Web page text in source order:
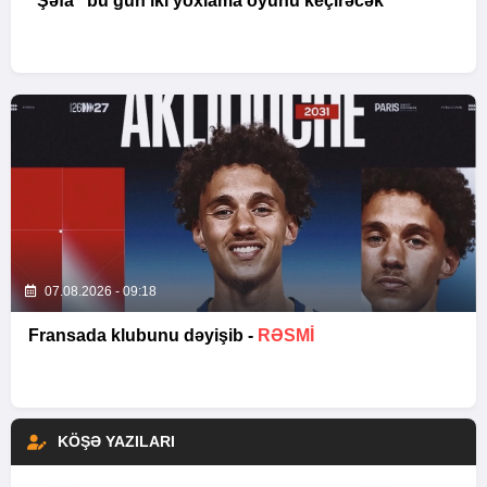
07.08.2026 - 09:18
Fransada klubunu dəyişib - RƏSMİ
KÖŞƏ YAZILARI